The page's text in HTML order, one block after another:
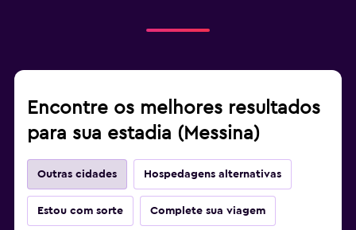
Encontre os melhores resultados
para sua estadia (Messina)
Outras cidades Hospedagens alternativas
Estou com sorte Complete sua viagem